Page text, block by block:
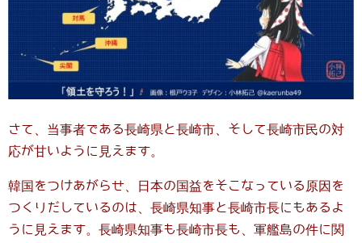
さて、当事者である長崎県と長崎市、そして長崎市民の対
応が甘いように見えます。
韓国をつけあがらせ、日本の国益をそこなっている原因を
つくりだしているのは、長崎県知事と長崎市長にもあるよ
うに見えます。長崎県知事も長崎市長も、軍艦島の件に関